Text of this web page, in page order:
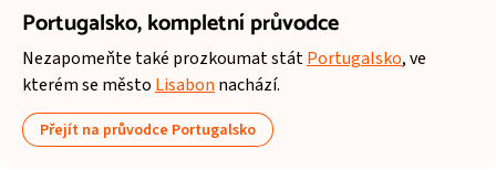
Portugalsko,kompletní průvodce
Nezapomeňte také prozkoumat státPortugalsko, ve
kterém se městoLisabonnachází.
Přejít na průvodce Portugalsko